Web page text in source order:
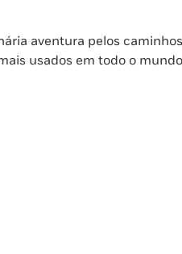
aventura pelos
usados em todo o